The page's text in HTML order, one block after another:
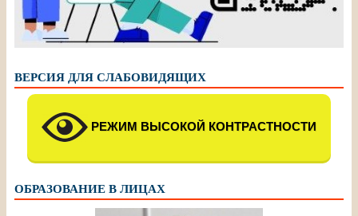
ВЕРСИЯ ДЛЯ СЛАБОВИДЯЩИХ
РЕЖИМ ВЫСОКОЙ КОНТРАСТНОСТИ
ОБРАЗОВАНИЕ В ЛИЦАХ